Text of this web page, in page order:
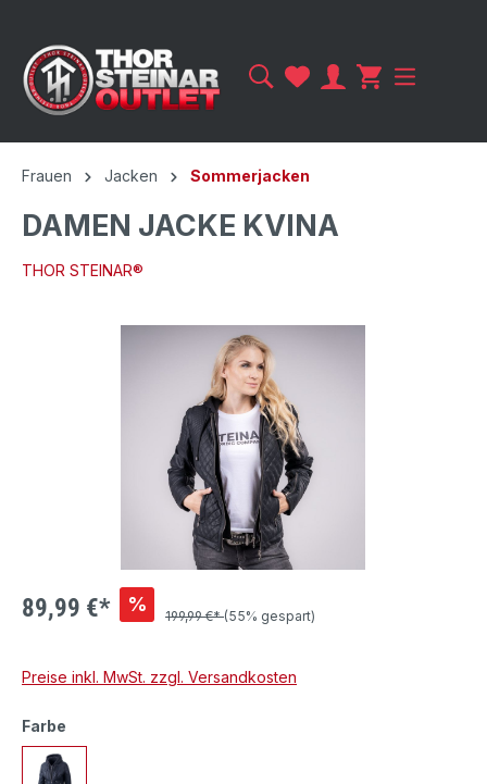
Frauen Jacken Sommerjacken
DAMEN JACKE KVINA
THOR STEINAR®
89,99 €* %
199,99 €*(55% gespart)
Preise inkl. MwSt. zzgl. Versandkosten
Farbe